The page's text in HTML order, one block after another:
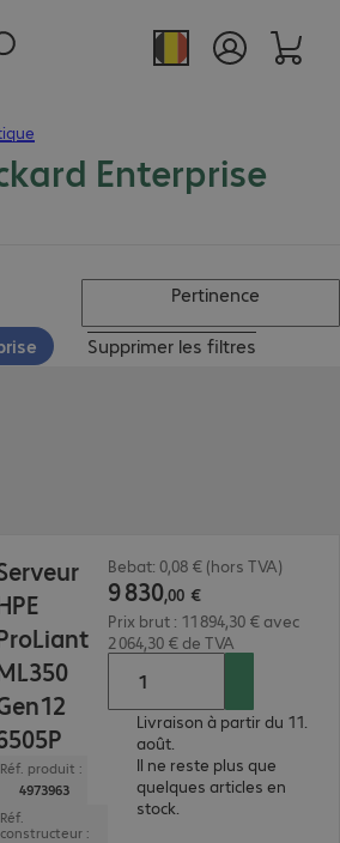
Enterprise
Pertinence
Supprimer les filtres
Réf. produit :
4973963
Réf.
constructeur :
Bebat: 0,08 € (hors TVA)
9830,00 €
Prix brut : 11 894,30 € avec
2 064,30 € de TVA
Livraison à partir du 11.
août.
Il ne reste plus que
quelques articles en
stock.